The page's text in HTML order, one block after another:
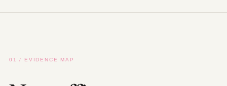
01 / EVIDENCE MAP